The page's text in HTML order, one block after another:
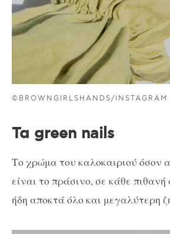
©BROWNGIRLSHANDS/INSTAGRAM
Τα green nails
Το χρώμα του καλοκαιριού όσον
είναι το πράσινο, σε κάθε
ήδη αποκτά όλο και μεγαλύτερη